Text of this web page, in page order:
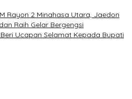
Rayon 2 Minahasa Utara, Jaedon
Raih Gelar Bergengsi
Ucapan Selamat Kepada Bupati